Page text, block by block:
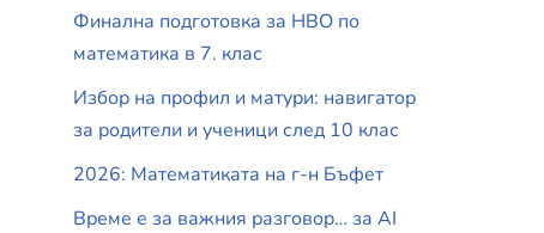
Финална подготовка за НВО по
математика в 7. клас
Избор на профил и матури: навигатор
за родители и ученици след 10 клас
2026: Математиката на г-н Бъфет
Време е за важния разговор… за АI